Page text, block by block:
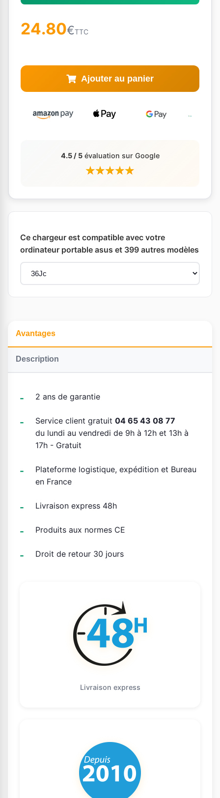
24.80€TTC
Ajouter au panier
4.5 / 5évaluation sur Google
Ce chargeur est compatible avec votre
ordinateur portable asus et 399 autres modèles
Avantages
Description
2 ans de garantie
Service client gratuit 04 65 43 08 77
du lundi au vendredi de 9h à 12h et 13h à
17h - Gratuit
Plateforme logistique, expédition et Bureau
en France
Livraison express 48h
Produits aux normes CE
Droit de retour 30 jours
Livraison express